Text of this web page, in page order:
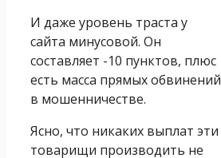
И даже уровень траста у
сайта минусовой. Он
составляет -10 пунктов, плюс
есть масса прямых обвинений
в мошенничестве.
Ясно, что никаких выплат эти
товарищи производить не